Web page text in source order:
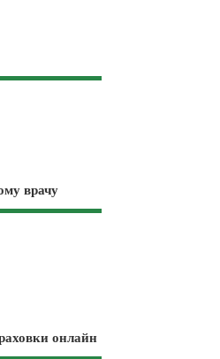
врачу
онлайн